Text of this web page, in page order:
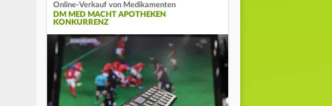
Online-Verkauf von Medikamenten
DM MED MACHT APOTHEKEN
KONKURRENZ